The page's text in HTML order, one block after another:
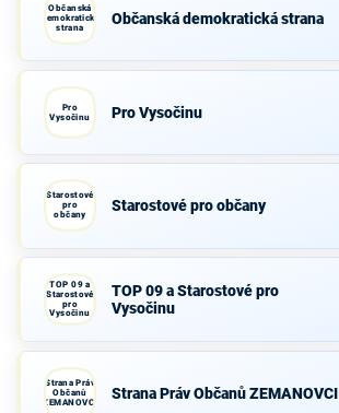
Občanská
demokratická
strana
Občanská demokratická strana
Pro
Vysočinu
Pro Vysočinu
Starostové
pro
občany
Starostové pro občany
TOP 09 a
Starostové
pro
Vysočinu
TOP 09 a Starostové pro
Vysočinu
Strana Práv
Občanů
ZEMANOVCI
Strana Práv Občanů ZEMANOVCI